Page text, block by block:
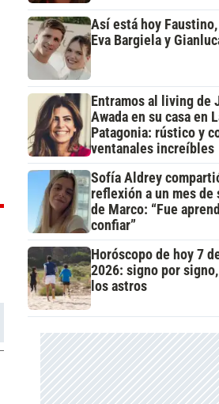
Así está hoy
Eva Bargiela y
Entramos al living de
Awada en su casa en
Patagonia: rústico y
ventanales increíbles
Sofía Aldrey
reflexión a un mes de
de Marco: “Fue
confiar”
Horóscopo de hoy 7
2026: signo por
los astros